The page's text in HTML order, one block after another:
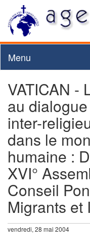
Menu
VATICAN -
au
inter-
dans le
humaine :
XVI°
Conseil
Migrants et
vendredi, 28 mai 2004